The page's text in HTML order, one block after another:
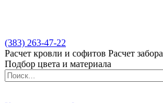
(383) 263-47-22
Расчет кровли и софитов Расчет забора
Подбор цвета и материала